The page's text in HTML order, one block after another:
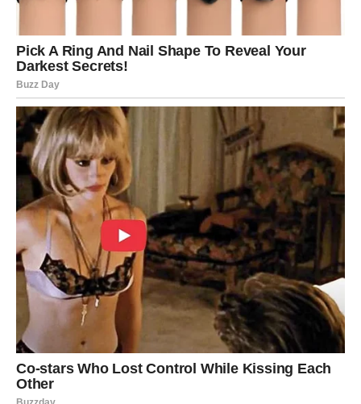
Bik je znak koji želi mir, ali i stabilnost. Bik ne traži bajku –
mogao da se oseća kao da mnogo toga stoji: kao da
planovi kasne, kao da se trud ne isplaćuje odmah, kao da
ljudi ne cene dovoljno ono što Bik radi.
Ali mart je mesec kada se stvari pokreću. I to ne kroz
haos, nego krozkonkretne rezultate.
Bik u martu ostvaruje ono što želi jer je spreman da
preseče ono što ga koči.
LJUBAV – MART DONOSI
OZBILJNOST I JASNOĆU
Bik ne ume da voli “usput”. Kada voli – voli do kraja. Zato
ga najviše boli kada neko nije stabilan, kada daje danas pa
nestaje sutra, kada govori jedno, a radi drugo.